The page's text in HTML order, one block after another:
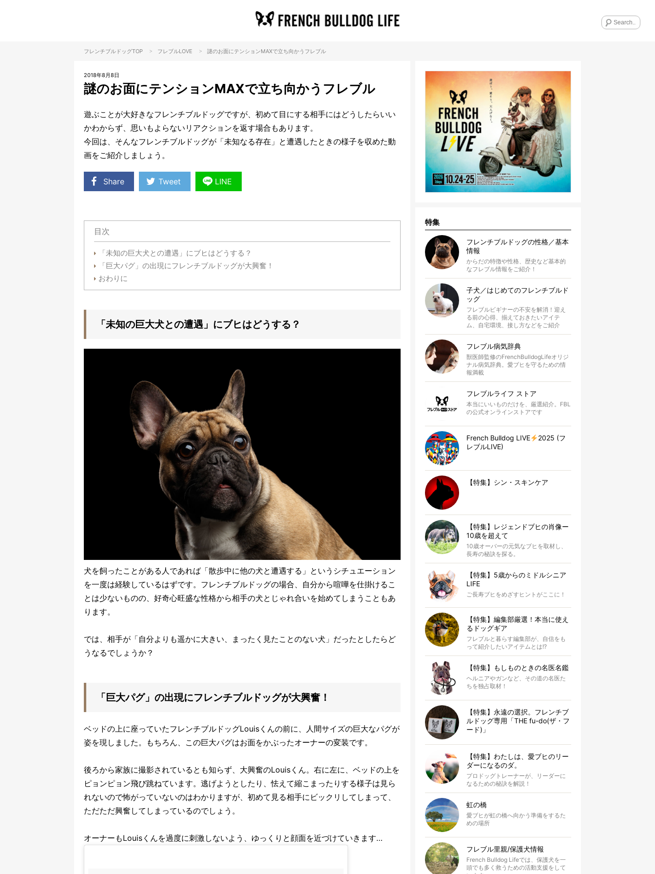
フレンチブルドッグTOP > フレブルLOVE > 謎のお面にテンションMAXで立ち向かうフレブル
2018年8月8日
謎のお面にテンションMAXで立ち向かうフレブル
遊ぶことが大好きなフレンチブルドッグですが、初めて目にする相手にはどうしたらいい
かわからず、思いもよらないリアクションを返す場合もあります。
今回は、そんなフレンチブルドッグが「未知なる存在」と遭遇したときの様子を収めた動
画をご紹介しましょう。
Share Tweet LINE
目次
「未知の巨大犬との遭遇」にブヒはどうする？
「巨大パグ」の出現にフレンチブルドッグが大興奮！
おわりに
「未知の巨大犬との遭遇」にブヒはどうする？
犬を飼ったことがある人であれば「散歩中に他の犬と遭遇する」というシチュエーション
を一度は経験しているはずです。フレンチブルドッグの場合、自分から喧嘩を仕掛けるこ
とは少ないものの、好奇心旺盛な性格から相手の犬とじゃれ合いを始めてしまうこともあ
ります。
では、相手が「自分よりも遥かに大きい、まったく見たことのない犬」だったとしたらど
うなるでしょうか？
「巨大パグ」の出現にフレンチブルドッグが大興奮！
ベッドの上に座っていたフレンチブルドッグLouisくんの前に、人間サイズの巨大なパグが
姿を現しました。もちろん、この巨大パグはお面をかぶったオーナーの変装です。
後ろから家族に撮影されているとも知らず、大興奮のLouisくん。右に左に、ベッドの上を
ピョンピョン飛び跳ねています。逃げようとしたり、怯えて縮こまったりする様子は見ら
れないので怖がっていないのはわかりますが、初めて見る相手にビックリしてしまって、
ただただ興奮してしまっているのでしょう。
オーナーもLouisくんを過度に刺激しないよう、ゆっくりと顔面を近づけていきます…
特集
フレンチブルドッグの性格／基本
情報
からだの特徴や性格、歴史など基本的
なフレブル情報をご紹介！
子犬／はじめてのフレンチブルド
ッグ
フレブルビギナーの不安を解消！迎え
る前の心得、揃えておきたいアイテ
ム、自宅環境、接し方などをご紹介
フレブル病気辞典
獣医師監修のFrenchBulldogLifeオリジ
ナル病気辞典。愛ブヒを守るための情
報満載
フレブルライフ ストア
本当にいいものだけを、厳選紹介。FBL
の公式オンラインストアです
French Bulldog LIVE
2025 (フ
レブルLIVE)
【特集】シン・スキンケア
【特集】レジェンドブヒの肖像ー
10歳を超えて
10歳オーバーの元気なブヒを取材し、
長寿の秘訣を探る。
【特集】5歳からのミドルシニア
LIFE
ご長寿ブヒをめざすヒントがここに！
【特集】編集部厳選！本当に使え
るドッグギア
フレブルと暮らす編集部が、自信をも
って紹介したいアイテムとは!?
【特集】もしものときの名医名鑑
ヘルニアやガンなど、その道の名医た
ちを独占取材！
【特集】永遠の選択。フレンチブ
ルドッグ専用「THE fu-do(ザ・フ
ード)」
【特集】わたしは、愛ブヒのリー
ダーになるのダ。
プロドッグトレーナーが、リーダーに
なるための秘訣を解説！
虹の橋
愛ブヒが虹の橋へ向かう準備をするた
めの場所
フレブル里親/保護犬情報
French Bulldog Lifeでは、保護犬を一
頭でも多く救うための活動支援をして